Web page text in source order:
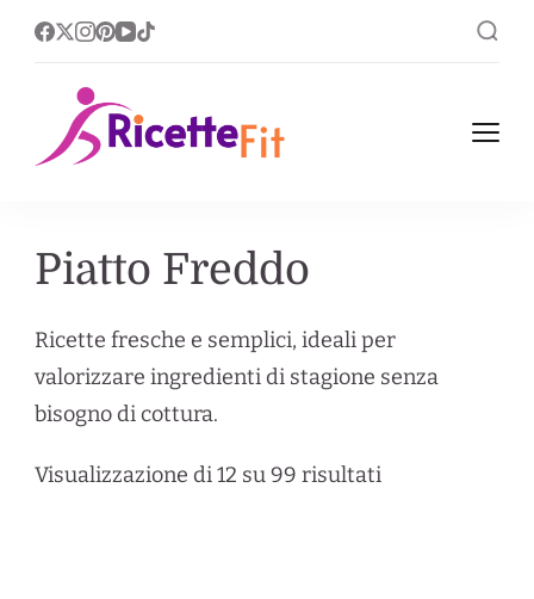
Ricette Fit, leggere nel
Piatto Freddo
Ricette fresche e semplici, ideali per
valorizzare ingredienti di stagione senza
bisogno di cottura.
Visualizzazione di 12 su 99 risultati